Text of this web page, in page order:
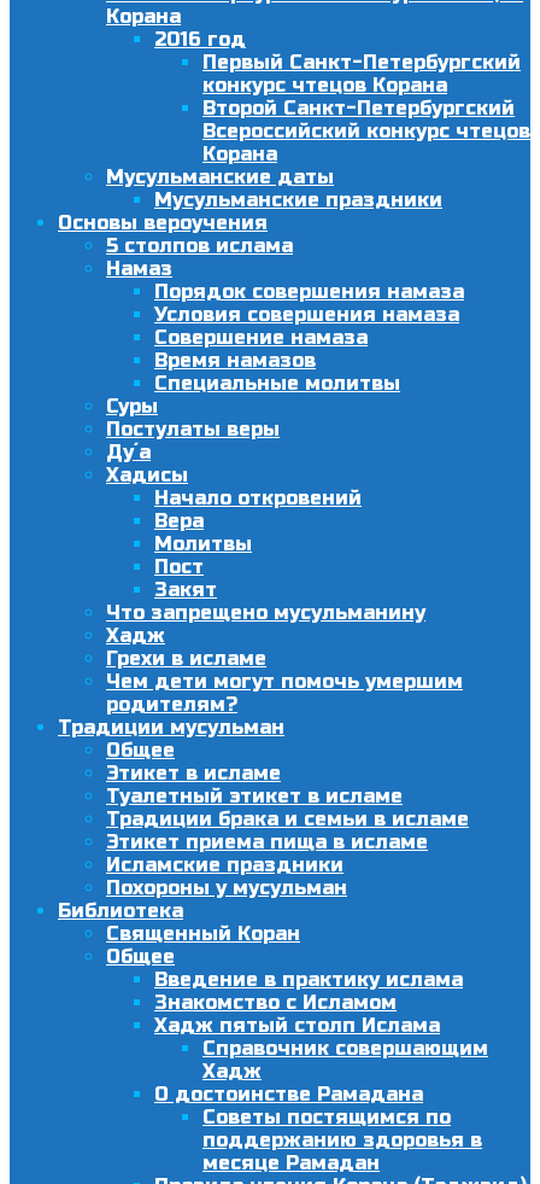
Корана
2016 год
Первый Санкт-Петербургский
конкурс чтецов Корана
Второй Санкт-Петербургский
Всероссийский конкурс чтецов
Корана
Мусульманские даты
Мусульманские праздники
Основы вероучения
5 столпов ислама
Намаз
Порядок совершения намаза
Условия совершения намаза
Совершение намаза
Время намазов
Специальные молитвы
Суры
Постулаты веры
Ду´а
Хадисы
Начало откровений
Вера
Молитвы
Пост
Закят
Что запрещено мусульманину
Хадж
Грехи в исламе
Чем дети могут помочь умершим
родителям?
Традиции мусульман
Общее
Этикет в исламе
Туалетный этикет в исламе
Традиции брака и семьи в исламе
Этикет приема пища в исламе
Исламские праздники
Похороны у мусульман
Библиотека
Священный Коран
Общее
Введение в практику ислама
Знакомство с Исламом
Хадж пятый столп Ислама
Справочник совершающим
Хадж
О достоинстве Рамадана
Советы постящимся по
поддержанию здоровья в
месяце Рамадан